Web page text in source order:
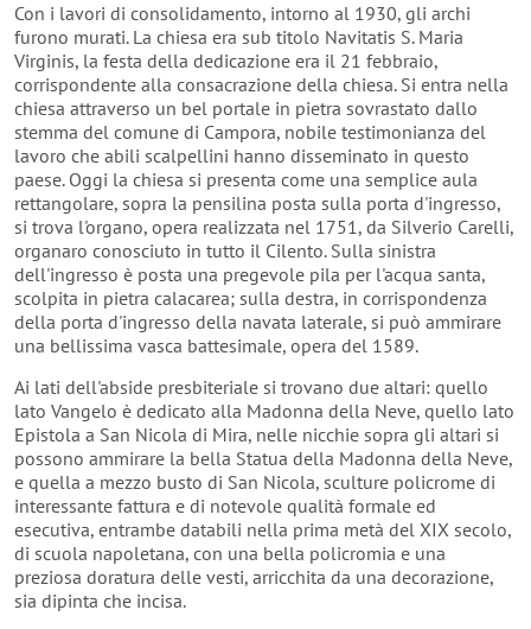
Con i lavori di consolidamento, intorno al 1930, gli archi
furono murati. La chiesa era sub titolo Navitatis S. Maria
Virginis, la festa della dedicazione era il 21 febbraio,
corrispondente alla consacrazione della chiesa. Si entra nella
chiesa attraverso un bel portale in pietra sovrastato dallo
stemma del comune di Campora, nobile testimonianza del
lavoro che abili scalpellini hanno disseminato in questo
paese. Oggi la chiesa si presenta come una semplice aula
rettangolare, sopra la pensilina posta sulla porta d'ingresso,
si trova l'organo, opera realizzata nel 1751, da Silverio Carelli,
organaro conosciuto in tutto il Cilento. Sulla sinistra
dell'ingresso è posta una pregevole pila per l'acqua santa,
scolpita in pietra calacarea; sulla destra, in corrispondenza
della porta d'ingresso della navata laterale, si può ammirare
una bellissima vasca battesimale, opera del 1589.
Ai lati dell'abside presbiteriale si trovano due altari: quello
lato Vangelo è dedicato alla Madonna della Neve, quello lato
Epistola a San Nicola di Mira, nelle nicchie sopra gli altari si
possono ammirare la bella Statua della Madonna della Neve,
e quella a mezzo busto di San Nicola, sculture policrome di
interessante fattura e di notevole qualità formale ed
esecutiva, entrambe databili nella prima metà del XIX secolo,
di scuola napoletana, con una bella policromia e una
preziosa doratura delle vesti, arricchita da una decorazione,
sia dipinta che incisa.